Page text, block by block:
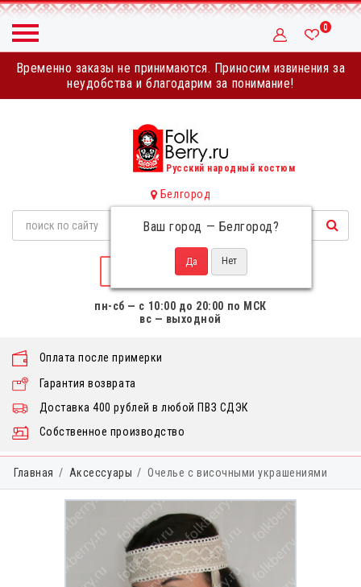
Временно заказы не принимаются. Приносим извинения за
неудобства и благодарим за понимание!
0
Русский народный костюм
Белгород
Ваш город — Белгород?
НАПИСАТЬ НАМ
пн-сб — с 10:00 до 20:00 по МСК
вс — выходной
Собственное производство
Оплата после примерки
Гарантия возврата
Доставка 400 рублей в любой ПВЗ СДЭК
Главная Аксессуары Очелье с височными украшениями